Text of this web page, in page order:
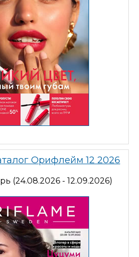
Орифлейм 12 2026
(24.08.2026 - 12.09.2026)